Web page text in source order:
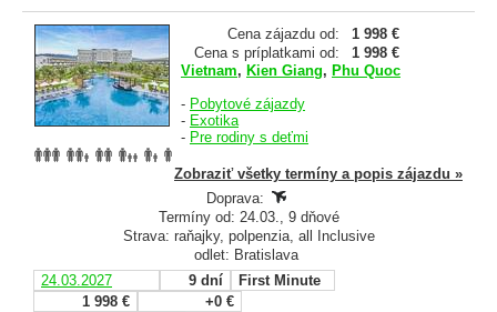
Cena zájazdu od:
1 998 €
Cena s príplatkami od:
1 998 €
Vietnam, Kien Giang, Phu Quoc
- Pobytové zájazdy
- Exotika
- Pre rodiny s deťmi
Zobraziť všetky termíny a popis zájazdu »
Doprava:
Termíny od: 24.03., 9 dňové
Strava: raňajky, polpenzia, all Inclusive
odlet: Bratislava
24.03.2027
9 dní
First Minute
1 998 €
+0 €